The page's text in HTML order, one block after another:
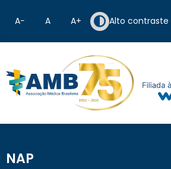
A− A A+ Alto contraste
NAP